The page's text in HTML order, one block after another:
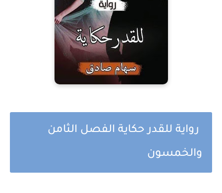
رواية للقدر حكاية الفصل الثامن
والخمسون